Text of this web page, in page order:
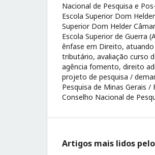
Nacional de Pesquisa e
Escola Superior Dom
Superior Dom Helder
Escola Superior de Guerra
ênfase em Direito,
tributário, avaliação curso
agência fomento, direito
projeto de pesquisa /
Pesquisa de Minas Gerais
Conselho Nacional de
Artigos mais lidos